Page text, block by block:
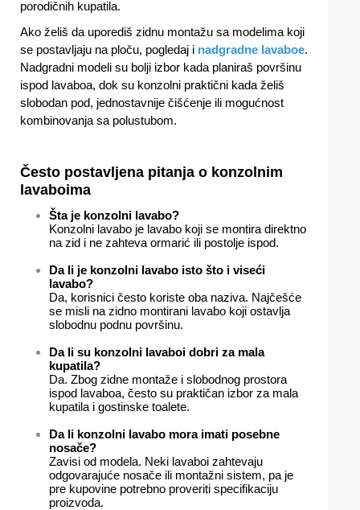
porodičnih kupatila.
Ako želiš da uporediš zidnu montažu sa modelima koji
se postavljaju na ploču, pogledaj i nadgradne lavaboe.
Nadgradni modeli su bolji izbor kada planiraš površinu
ispod lavaboa, dok su konzolni praktični kada želiš
slobodan pod, jednostavnije čišćenje ili mogućnost
kombinovanja sa polustubom.
Često postavljena pitanja o konzolnim
lavaboima
Šta je konzolni lavabo?
Konzolni lavabo je lavabo koji se montira direktno
na zid i ne zahteva ormarić ili postolje ispod.
Da li je konzolni lavabo isto što i viseći
lavabo?
Da, korisnici često koriste oba naziva. Najčešće
se misli na zidno montirani lavabo koji ostavlja
slobodnu podnu površinu.
Da li su konzolni lavaboi dobri za mala
kupatila?
Da. Zbog zidne montaže i slobodnog prostora
ispod lavaboa, često su praktičan izbor za mala
kupatila i gostinske toalete.
Da li konzolni lavabo mora imati posebne
nosače?
Zavisi od modela. Neki lavaboi zahtevaju
odgovarajuće nosače ili montažni sistem, pa je
pre kupovine potrebno proveriti specifikaciju
proizvoda.